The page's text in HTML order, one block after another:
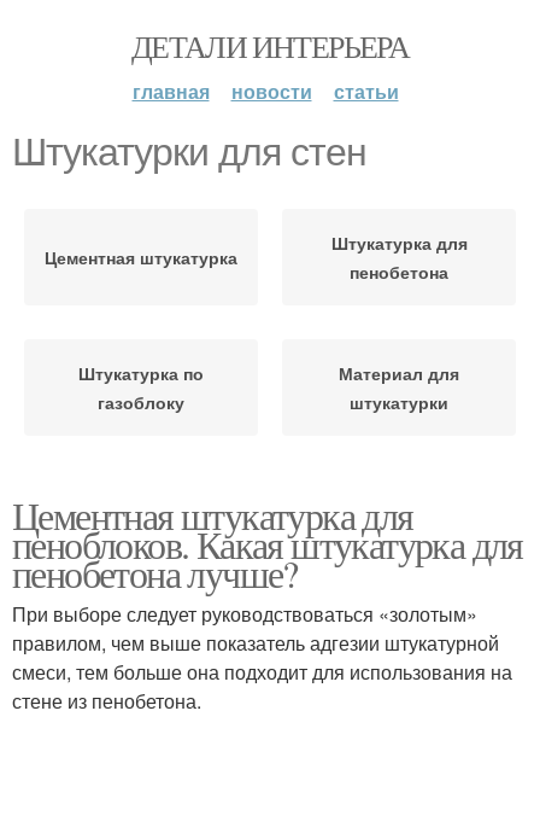
ДЕТАЛИ ИНТЕРЬЕРА
главная новости статьи
Штукатурки для стен
Цементная штукатурка
Штукатурка для
пенобетона
Штукатурка по
газоблоку
Материал для
штукатурки
Цементная штукатурка для
пеноблоков. Какая штукатурка для
пенобетона лучше?
При выборе следует руководствоваться «золотым»
правилом, чем выше показатель адгезии штукатурной
смеси, тем больше она подходит для использования на
стене из пенобетона.